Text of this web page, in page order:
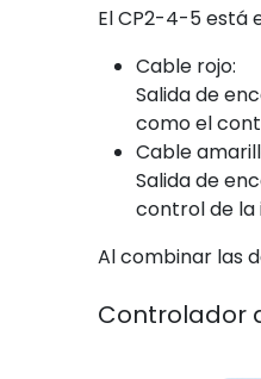
El CP2-4-5 está
Cable rojo:
Salida de
como el
Cable
Salida de
control de la
Al combinar las
Controlador